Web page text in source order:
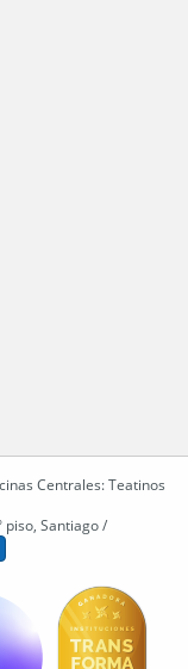
Centrales: Teatinos
piso, Santiago /